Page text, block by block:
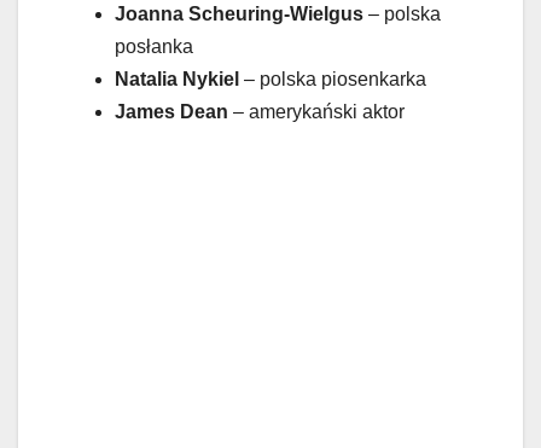
Joanna Scheuring-Wielgus – polska
posłanka
Natalia Nykiel – polska piosenkarka
James Dean – amerykański aktor